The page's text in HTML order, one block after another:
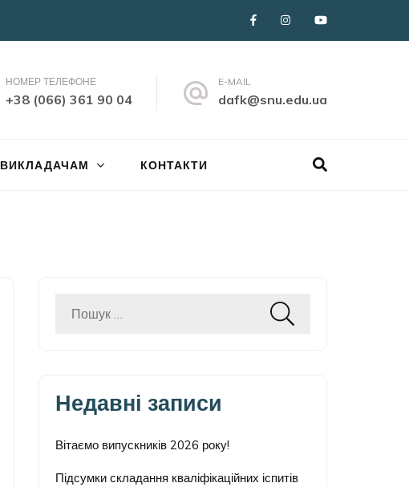
НОМЕР ТЕЛЕФОНЕ
+38 (066) 361 90 04
E-MAIL
dafk@snu.edu.ua
ВИКЛАДАЧАМ КОНТАКТИ
Пошук:
Недавні записи
Вітаємо випускників 2026 року!
Підсумки складання кваліфікаційних іспитів